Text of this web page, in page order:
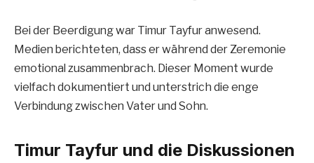
Bei der Beerdigung war Timur Tayfur anwesend.
Medien berichteten, dass er während der Zeremonie
emotional zusammenbrach. Dieser Moment wurde
vielfach dokumentiert und unterstrich die enge
Verbindung zwischen Vater und Sohn.
Timur Tayfur und die Diskussionen